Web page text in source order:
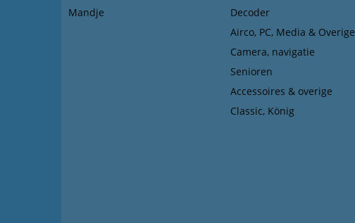
Mandje
Decoder
Airco, PC, Media & Overige
Camera, navigatie
Senioren
Accessoires & overige
Classic, König